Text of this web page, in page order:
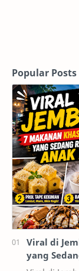
Popular Posts
Viral di
yang